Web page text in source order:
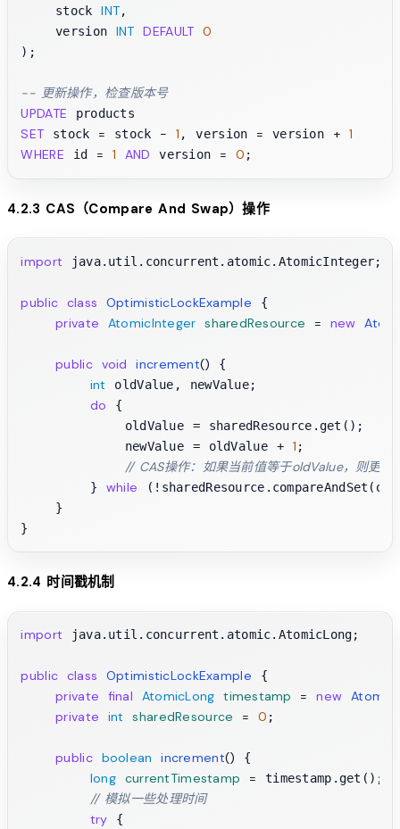
    stock
INT,
    version
INT DEFAULT 0
);
-- 更新操作，检查版本号
UPDATE
SET stock = stock - 1 , version = version + 1
WHERE id = 1 AND version = 0
4.2.3 CAS（Compare And Swap）操作
import java.util.concurrent.atomic.AtomicInteger;
public class OptimisticLockExample {
private AtomicInteger sharedResource = new
public void increment() {
int oldValue, newValue;
do {
            oldValue = sharedResource.get();
            newValue = oldValue +
1 ;
// CAS操作：如果当前值等于oldValue，则更新
        }
while
    }
4.2.4 时间戳机制
import java.util.concurrent.atomic.AtomicLong;
public class OptimisticLockExample {
private final AtomicLong timestamp = new
private
int sharedResource = 0 ;
public boolean increment() {
long currentTimestamp = timestamp.get();
// 模拟一些处理时间
try {